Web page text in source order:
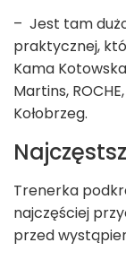
– Jest tam
praktycznej,
Kama
Martins,
Kołobrzeg.
Trenerka
najczęściej
przed